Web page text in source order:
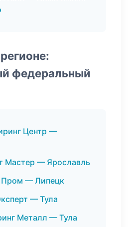
федеральный
Центр —
Мастер — Ярославль
Пром — Липецк
— Тула
Металл — Тула